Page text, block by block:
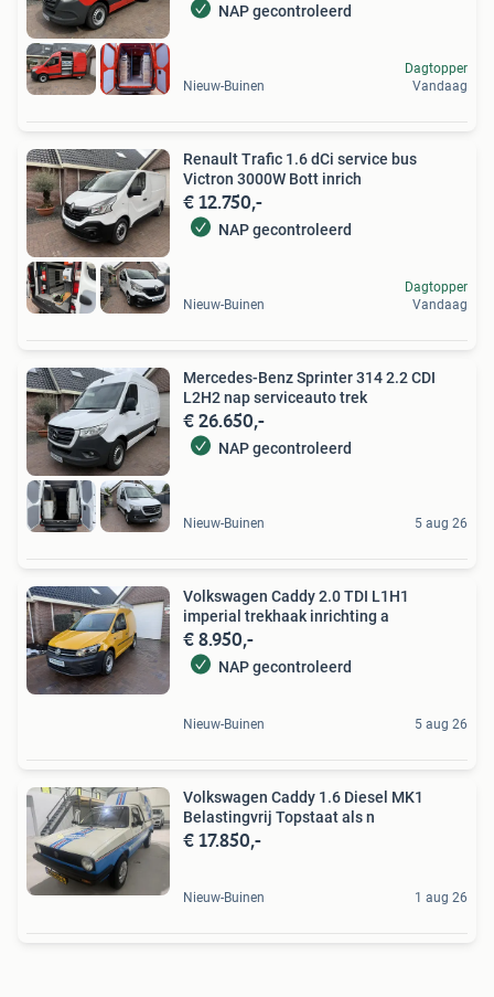
NAP gecontroleerd
Nieuw-Buinen
Dagtopper
Vandaag
Renault Trafic 1.6 dCi service bus
Victron 3000W Bott inrich
€ 12.750,-
NAP gecontroleerd
Nieuw-Buinen
Dagtopper
Vandaag
Mercedes-Benz Sprinter 314 2.2 CDI
L2H2 nap serviceauto trek
€ 26.650,-
NAP gecontroleerd
Nieuw-Buinen 5 aug 26
Volkswagen Caddy 2.0 TDI L1H1
imperial trekhaak inrichting a
€ 8.950,-
NAP gecontroleerd
Nieuw-Buinen 5 aug 26
Volkswagen Caddy 1.6 Diesel MK1
Belastingvrij Topstaat als n
€ 17.850,-
Nieuw-Buinen 1 aug 26